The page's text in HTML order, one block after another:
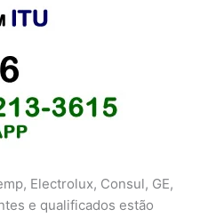
Electrolux, Consul, GE,
e qualificados estão